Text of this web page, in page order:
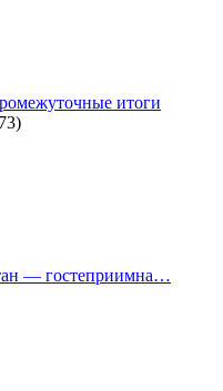
итоги
— гостеприимна…